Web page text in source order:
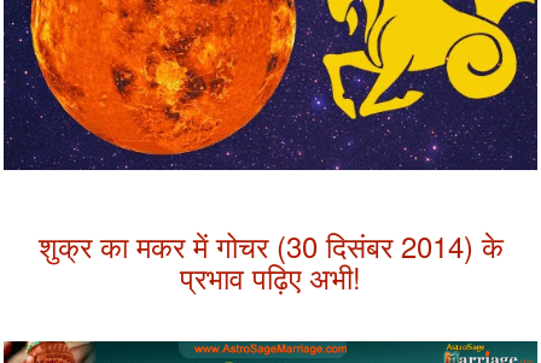
शुक्र का मकर में गोचर (30 दिसंबर 2014) के
प्रभाव पढ़िए अभी!